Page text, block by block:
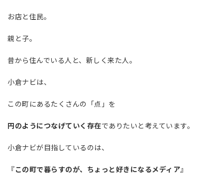
お店と住民。
親と子。
昔から住んでいる人と、新しく来た人。
小倉ナビは、
この町にあるたくさんの「点」を
円のようにつなげていく存在でありたいと考えています。
小倉ナビが目指しているのは、
『この町で暮らすのが、ちょっと好きになるメディア』